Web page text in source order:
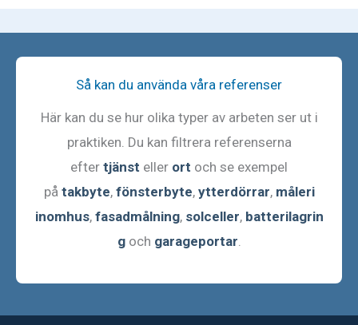
Så kan du använda våra referenser
Här kan du se hur olika typer av arbeten ser ut i
praktiken. Du kan filtrera referenserna
efter tjänst eller ort och se exempel
på takbyte, fönsterbyte, ytterdörrar, måleri
inomhus, fasadmålning, solceller, batterilagrin
goch garageportar